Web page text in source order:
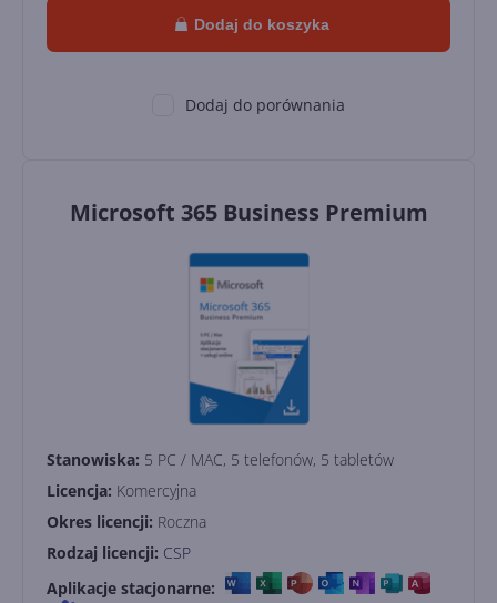
Dodaj do koszyka
Dodaj do porównania
Microsoft 365 Business Premium
Stanowiska: 5 PC / MAC, 5 telefonów, 5 tabletów
Licencja: Komercyjna
Okres licencji: Roczna
Rodzaj licencji: CSP
Aplikacje stacjonarne: